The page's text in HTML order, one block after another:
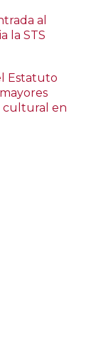
al
la STS
Estatuto
cultural en